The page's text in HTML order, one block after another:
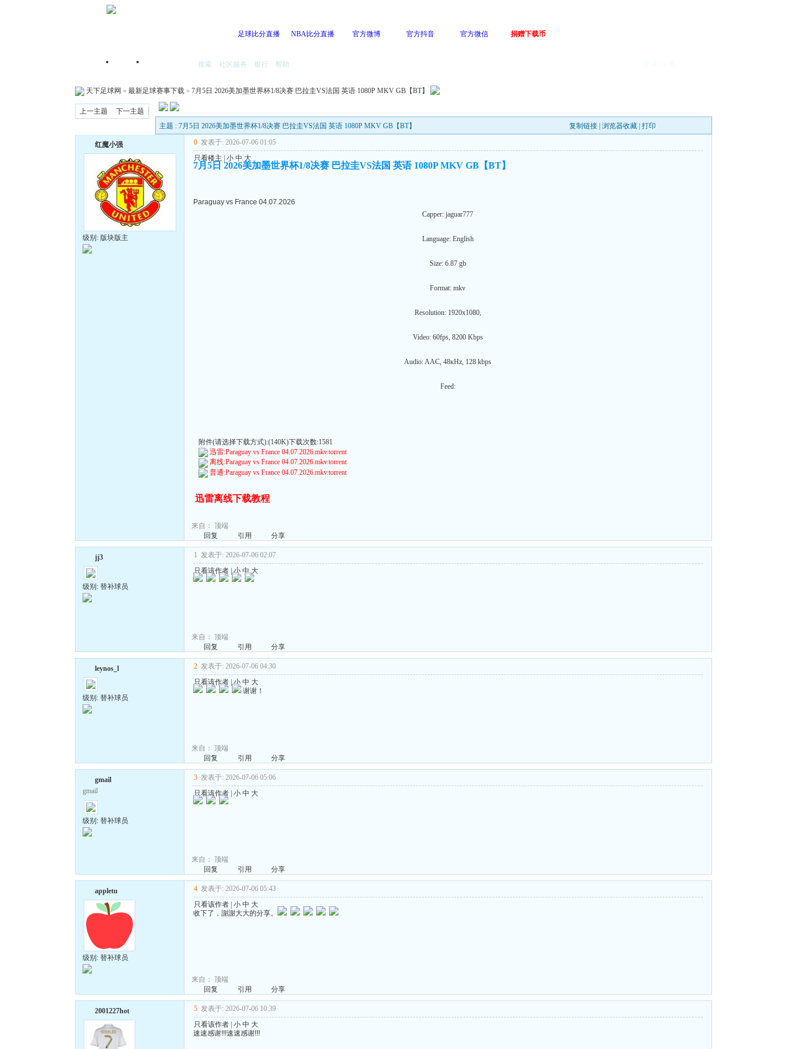
足球比分直播 NBA比分直播 官方微博 官方抖音 官方微信 捐赠下载币
首页 搜索 社区服务 银行 帮助
天下足球网 » 最新足球赛事下载 » 7月5日 2026美加墨世界杯1/8决赛 巴拉圭VS法国 英语 1080P MKV GB【BT】
上一主题
下一主题
主题 : 7月5日 2026美加墨世界杯1/8决赛 巴拉圭VS法国 英语 1080P MKV GB【BT】
复制链接| 浏览器收藏| 打印
红魔小强
级别: 版块版主
0 发表于: 2026-07-06 01:05
只看楼主
小 中 大
7月5日 2026美加墨世界杯1/8决赛 巴拉圭VS法国 英语 1080P MKV GB【BT】
Paraguay vs France 04.07.2026
Capper: jaguar777
Language: English
Size: 6.87 gb
Format: mkv
Resolution: 1920x1080,
Video: 60fps, 8200 Kbps
Audio: AAC, 48кHz, 128 kbps
Feed:
附件(请选择下载方式):(140K)下载次数:1581
迅雷:Paraguay vs France 04.07.2026.mkv.torrent
离线:Paraguay vs France 04.07.2026.mkv.torrent
普通:Paraguay vs France 04.07.2026.mkv.torrent
迅雷离线下载教程
来自： 顶端
回复
引用 分享
jj3
级别: 替补球员
1 发表于: 2026-07-06 02:07
只看该作者|小 中 大
来自： 顶端
回复
引用 分享
leynos_l
级别: 替补球员
2 发表于: 2026-07-06 04:30
只看该作者|小 中 大
谢谢！
来自： 顶端
回复
引用 分享
gmail
gmail
级别: 替补球员
3 发表于: 2026-07-06 05:06
只看该作者| 小 中 大
来自： 顶端
回复
引用 分享
appletu
级别: 替补球员
4 发表于: 2026-07-06 05:43
只看该作者| 小 中 大
收下了，謝謝大大的分享。
来自： 顶端
回复
引用 分享
2001227hot 5 发表于: 2026-07-06 10:39
只看该作者| 小 中 大
速速感谢!!!速速感谢!!!